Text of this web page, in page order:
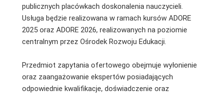
publicznych placówkach doskonalenia nauczycieli.
Usługa będzie realizowana w ramach kursów ADORE
2025 oraz ADORE 2026, realizowanych na poziomie
centralnym przez Ośrodek Rozwoju Edukacji.
Przedmiot zapytania ofertowego obejmuje wyłonienie
oraz zaangażowanie ekspertów posiadających
odpowiednie kwalifikacje, doświadczenie oraz